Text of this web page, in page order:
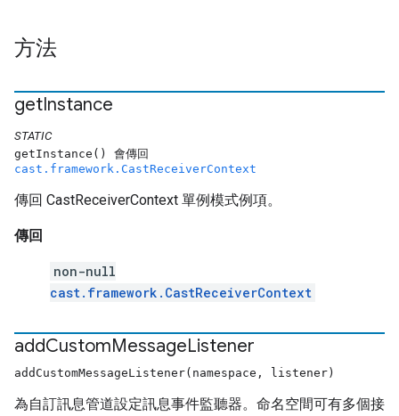
方法
getInstance
STATIC
getInstance() 會傳回
cast.framework.CastReceiverContext
傳回 CastReceiverContext 單例模式例項。
傳回
non-null
cast.framework.CastReceiverContext
addCustomMessageListener
addCustomMessageListener(namespace, listener)
為自訂訊息管道設定訊息事件監聽器。命名空間可有多個接